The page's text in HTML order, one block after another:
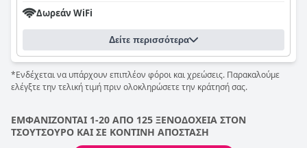
Δωρεάν WiFi
Δείτε περισσότερα
*Ενδέχεται να υπάρχουν επιπλέον φόροι και χρεώσεις. Παρακαλούμε
ελέγξτε την τελική τιμή πριν ολοκληρώσετε την κράτησή σας.
ΕΜΦΑΝΙΖΟΝΤΑΙ 1-20 ΑΠΟ 125 ΞΕΝΟΔΟΧΕΙΑ ΣΤΟΝ
ΤΣΟΥΤΣΟΥΡΟ ΚΑΙ ΣΕ ΚΟΝΤΙΝΗ ΑΠΟΣΤΑΣΗ